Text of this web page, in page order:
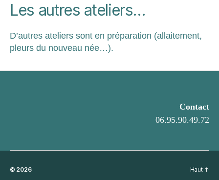
Les autres ateliers…
D’autres ateliers sont en préparation (allaitement,
pleurs du nouveau née…).
Contact
06.95.90.49.72
© 2026 Haut ↑